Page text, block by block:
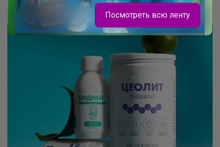
Лоферы школьные
Посмотреть всю ленту